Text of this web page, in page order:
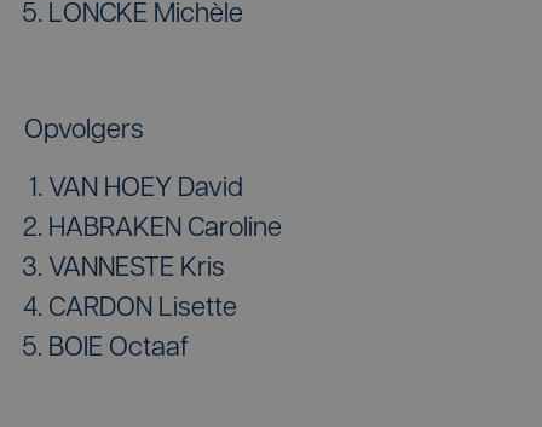
LONCKE Michèle
Opvolgers
VAN HOEY David
HABRAKEN Caroline
VANNESTE Kris
CARDON Lisette
BOIE Octaaf